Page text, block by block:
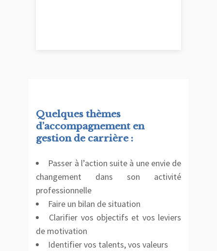
Quelques thèmes
d’accompagnement en
gestion de carrière :
Passer à l’action suite à une envie de
changement dans son activité
professionnelle
Faire un bilan de situation
Clarifier vos objectifs et vos leviers
de motivation
Identifier vos talents, vos valeurs